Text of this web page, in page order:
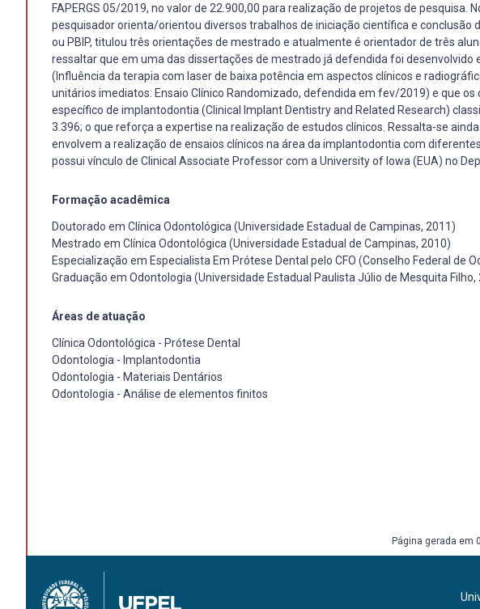
FAPERGS 05/2019, no valor de 22.900,00 para realização de projetos de pesquisa.
pesquisador orienta/orientou diversos trabalhos de iniciação científica e conclusão
ou PBIP, titulou três orientações de mestrado e atualmente é orientador de três
ressaltar que em uma das dissertações de mestrado já defendida foi
(Influência da terapia com laser de baixa potência em aspectos clínicos e
unitários imediatos: Ensaio Clínico Randomizado, defendida em fev/2019) e que
específico de implantodontia (Clinical Implant Dentistry and Related Research)
3.396; o que reforça a expertise na realização de estudos clínicos. Ressalta-se
envolvem a realização de ensaios clínicos na área da implantodontia com
possui vínculo de Clinical Associate Professor com a University of Iowa (EUA) no
Formação acadêmica
Doutorado em Clínica Odontológica (Universidade Estadual de Campinas, 2011)
Mestrado em Clínica Odontológica (Universidade Estadual de Campinas, 2010)
Especialização em Especialista Em Prótese Dental pelo CFO (Conselho Federal de
Graduação em Odontologia (Universidade Estadual Paulista Júlio de Mesquita Filho,
Áreas de atuação
Clínica Odontológica - Prótese Dental
Odontologia - Implantodontia
Odontologia - Materiais Dentários
Odontologia - Análise de elementos finitos
Página gerada em